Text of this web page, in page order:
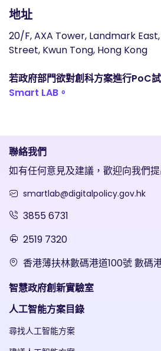
地址
20/F, AXA Tower, Landmark
Street, Kwun Tong, Hong Kong
若政府部門欲對創科方案進行PoC
Smart LAB。
聯絡我們
如有任何意見及建議，歡迎向我們提
smartlab@digitalpolicy.gov.hk
3855 6731
2519 7320
香港薄扶林數碼港道100號 數碼
智慧政府創新實驗室
人工智能方案目錄
尋找人工智能方案